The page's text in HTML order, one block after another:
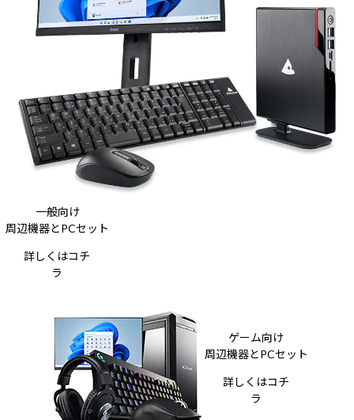
一般向け
周辺機器とPCセット
詳しくはコチ
ラ
ゲーム向け
周辺機器とPCセット
詳しくはコチ
ラ